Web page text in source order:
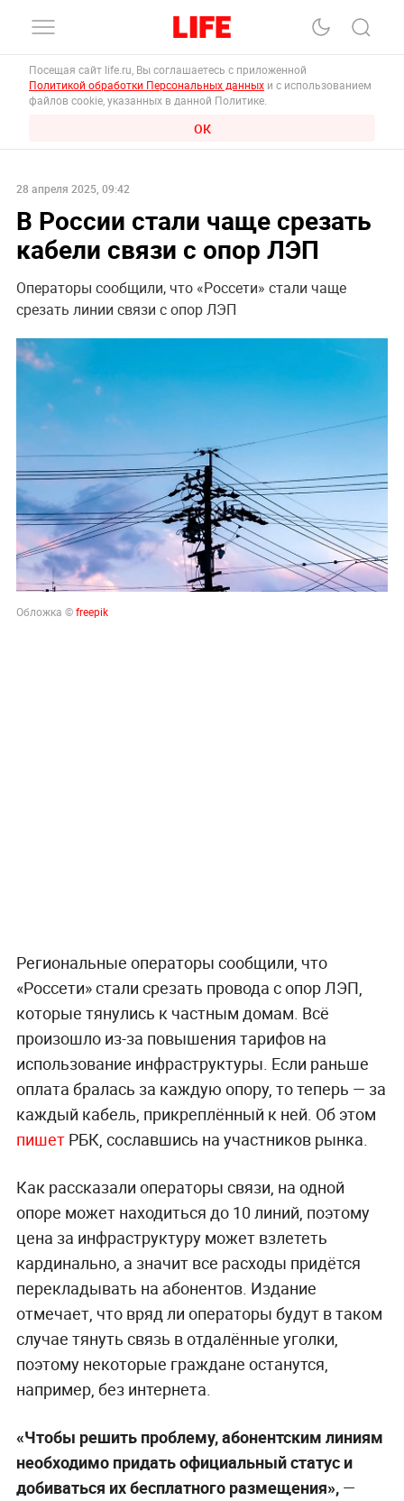
Посещая сайт life.ru, Вы соглашаетесь с приложенной
Политикой обработки Персональных данных и с использованием
файлов cookie, указанных в данной Политике.
ОК
28 апреля 2025, 09:42
В России стали чаще срезать
кабели связи с опор ЛЭП
Операторы сообщили, что «Россети» стали чаще
срезать линии связи с опор ЛЭП
Обложка ©freepik
Региональные операторы сообщили, что
«Россети» стали срезать провода с опор ЛЭП,
которые тянулись к частным домам. Всё
произошло из-за повышения тарифов на
использование инфраструктуры. Если раньше
оплата бралась за каждую опору, то теперь — за
каждый кабель, прикреплённый к ней. Об этом
пишетРБК, сославшись на участников рынка.
Как рассказали операторы связи, на одной
опоре может находиться до 10 линий, поэтому
цена за инфраструктуру может взлететь
кардинально, а значит все расходы придётся
перекладывать на абонентов. Издание
отмечает, что вряд ли операторы будут в таком
случае тянуть связь в отдалённые уголки,
поэтому некоторые граждане останутся,
например, без интернета.
«Чтобы решить проблему, абонентским линиям
необходимо придать официальный статус и
добиваться их бесплатного размещения», —